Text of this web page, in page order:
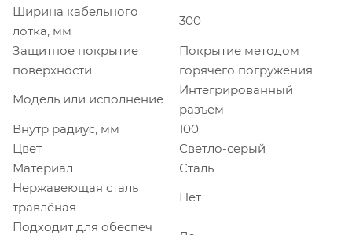
Ширина кабельного
лотка, мм
300
Защитное покрытие
поверхности
Покрытие методом
горячего погружения
Модель или исполнение
Интегрированный
разъем
Внутр радиус, мм
100
Цвет
Светло-серый
Материал
Сталь
Нержавеющая сталь
травлёная
Нет
Подходит для обеспеч